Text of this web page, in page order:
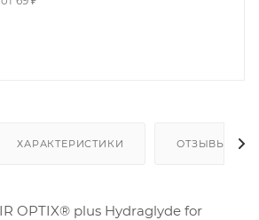
ХАРАКТЕРИСТИКИ ОТЗЫВЫ
OPTIX® plus Hydraglyde for